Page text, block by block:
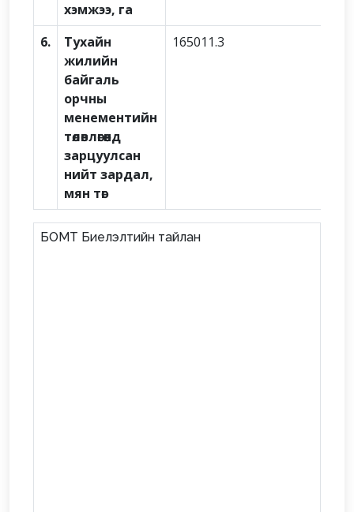
хэмжээ, га
6.
Тухайн
жилийн
байгаль
орчны
менементийн
төлөвлөгөөнд
зарцуулсан
нийт зардал,
мян төг
165011.3
БОМТ Биелэлтийн тайлан